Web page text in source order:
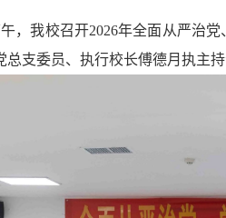
，我校召开2026年全面从严治
总支委员、执行校长傅德月执主持